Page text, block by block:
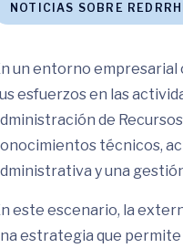
NOTICIAS SOBRE
un entorno
esfuerzos en las
de
técnicos,
y una
este escenario, la
estrategia que